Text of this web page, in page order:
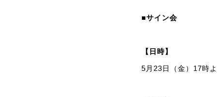
■サイン会
【日時】
5月23日（金）17時